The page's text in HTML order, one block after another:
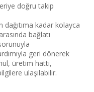
doğru takip
dağıtıma kadar kolayca
bağlatı
geri dönerek
üretim hattı,
ulaşılabilir.